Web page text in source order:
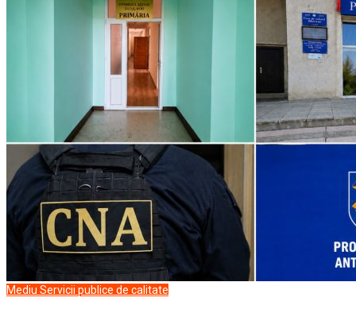
Mediu Servicii publice de calitate